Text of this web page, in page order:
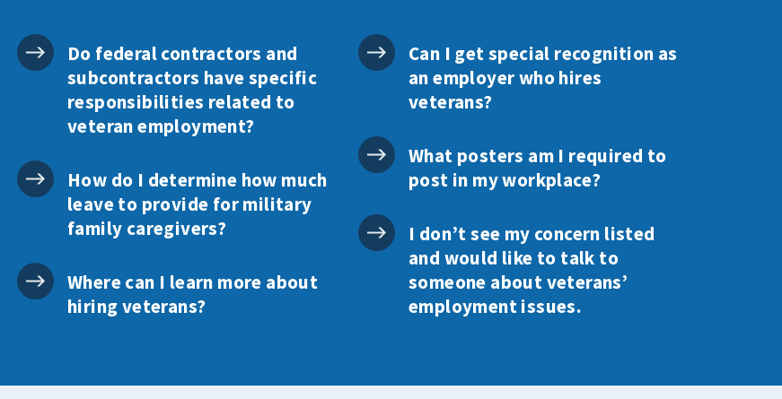
Do federal contractors and
subcontractors have specific
responsibilities related to
veteran employment?
How do I determine how much
leave to provide for military
family caregivers?
Where can I learn more about
hiring veterans?
Can I get special recognition as
an employer who hires
veterans?
What posters am I required to
post in my workplace?
I don’t see my concern listed
and would like to talk to
someone about veterans’
employment issues.